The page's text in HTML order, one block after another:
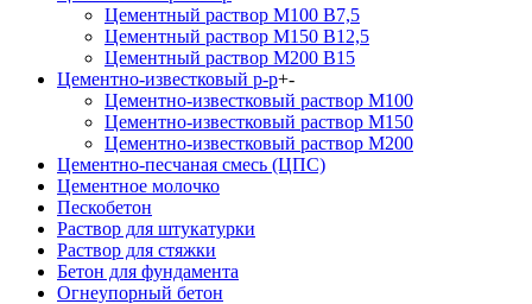
Цементный раствор М100 B7,5
Цементный раствор М150 B12,5
Цементный раствор М200 B15
Цементно-известковый р-р+-
Цементно-известковый раствор М100
Цементно-известковый раствор М150
Цементно-известковый раствор М200
Цементно-песчаная смесь (ЦПС)
Цементное молочко
Пескобетон
Раствор для штукатурки
Раствор для стяжки
Бетон для фундамента
Огнеупорный бетон